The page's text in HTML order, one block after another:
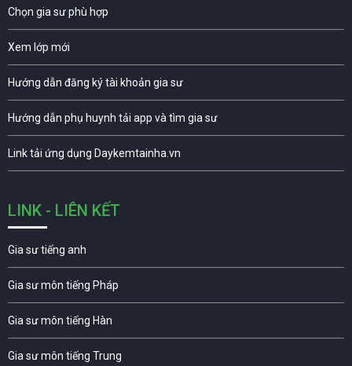
Chọn gia sư phù hợp
Xem lớp mới
Hướng dẫn đăng ký tài khoản gia sư
Hướng dẫn phụ huynh tải app và tìm gia sư
Link tải ứng dụng Daykemtainha.vn
LINK - LIÊN KẾT
Gia sư tiếng anh
Gia sư môn tiếng Pháp
Gia sư môn tiếng Hàn
Gia sư môn tiếng Trung